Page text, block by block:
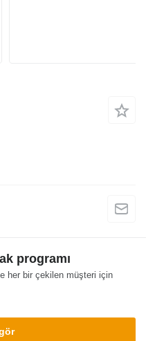
programı
her bir çekilen müşteri için